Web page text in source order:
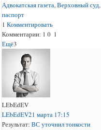
Адвокатская газета,Верховный суд,
паспорт
1 Комментировать
Комментарии: 1 0 1
Ещё3
LEbEdEV
LEbEdEV21 марта 17:15
Результат: ВС уточнил тонкости